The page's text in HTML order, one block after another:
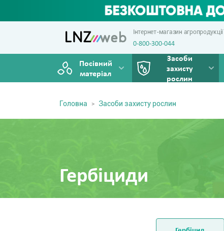
Інтернет-магазин агропродукції
0-800-300-044
Посівний
матеріал
Засоби
захисту
рослин
Головна Засоби захисту рослин
Гербіциди